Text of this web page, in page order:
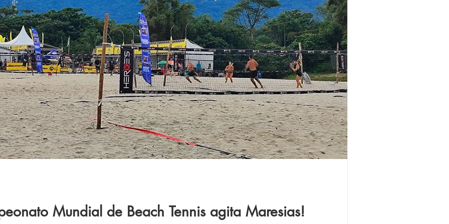
Mundial de Beach Tennis agita Maresias!